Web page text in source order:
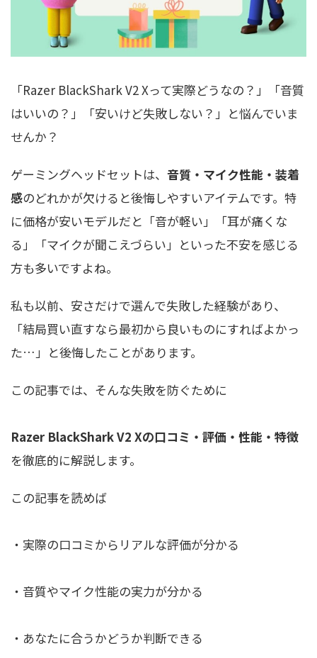
「Razer BlackShark V2 Xって実際どうなの？」「音質
はいいの？」「安いけど失敗しない？」と悩んでいま
せんか？
ゲーミングヘッドセットは、 音質・マイク性能・装着
感のどれかが欠けると後悔しやすいアイテムです。特
に価格が安いモデルだと「音が軽い」「耳が痛くな
る」「マイクが聞こえづらい」といった不安を感じる
方も多いですよね。
私も以前、安さだけで選んで失敗した経験があり、
「結局買い直すなら最初から良いものにすればよかっ
た…」と後悔したことがあります。
この記事では、そんな失敗を防ぐために
Razer BlackShark V2 Xの口コミ・評価・性能・特徴
を徹底的に解説します。
この記事を読めば
・実際の口コミからリアルな評価が分かる
・音質やマイク性能の実力が分かる
・あなたに合うかどうか判断できる